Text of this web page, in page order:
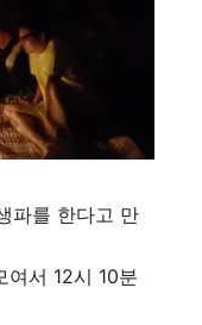
파를 한다고 만
여서 12시 10분